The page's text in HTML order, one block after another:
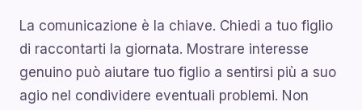
La comunicazione è la chiave. Chiedi a tuo figlio
di raccontarti la giornata. Mostrare interesse
genuino può aiutare tuo figlio a sentirsi più a suo
agio nel condividere eventuali problemi. Non